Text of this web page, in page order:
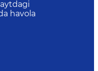
havola